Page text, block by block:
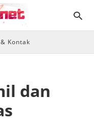
Kontak
dan